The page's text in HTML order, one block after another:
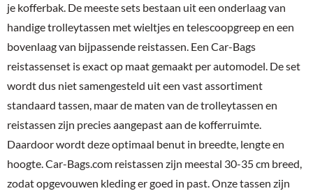
je kofferbak. De meeste sets bestaan uit een onderlaag van
handige trolleytassen met wieltjes en telescoopgreep en een
bovenlaag van bijpassende reistassen. Een Car-Bags
reistassenset is exact op maat gemaakt per automodel. De set
wordt dus niet samengesteld uit een vast assortiment
standaard tassen, maar de maten van de trolleytassen en
reistassen zijn precies aangepast aan de kofferruimte.
Daardoor wordt deze optimaal benut in breedte, lengte en
hoogte. Car-Bags.com reistassen zijn meestal 30-35 cm breed,
zodat opgevouwen kleding er goed in past. Onze tassen zijn